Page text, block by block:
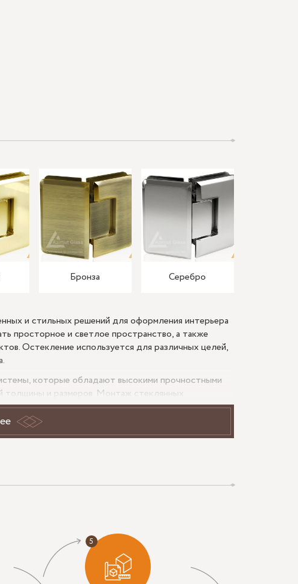
Бронза Серебро
и стильных решений для оформления интерьера
просторное и светлое пространство, а также
Остекление используется для различных целей,
которые обладают высокими прочностными
толщины и размеров. Монтаж стеклянных
что обеспечивает надежную и безопасную
позволяет добиться максимальной
большего пространства и обеспечивают
позволяют создать оригинальный и стильный
стекла.
на сайте производителя и связаться с ним
или цветного стекла. Такое решение позволяет
обеспечить дополнительную приватность.